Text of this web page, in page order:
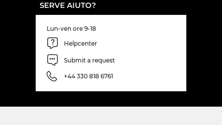
SERVE AIUTO?
Lun-ven ore 9-18
Helpcenter
Submit a request
+44 330 818 6761